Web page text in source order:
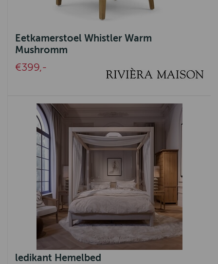
Eetkamerstoel Whistler Warm
Mushromm
€399,-
ledikant Hemelbed